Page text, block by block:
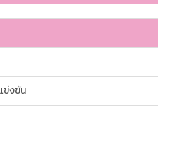
ข่งขัน